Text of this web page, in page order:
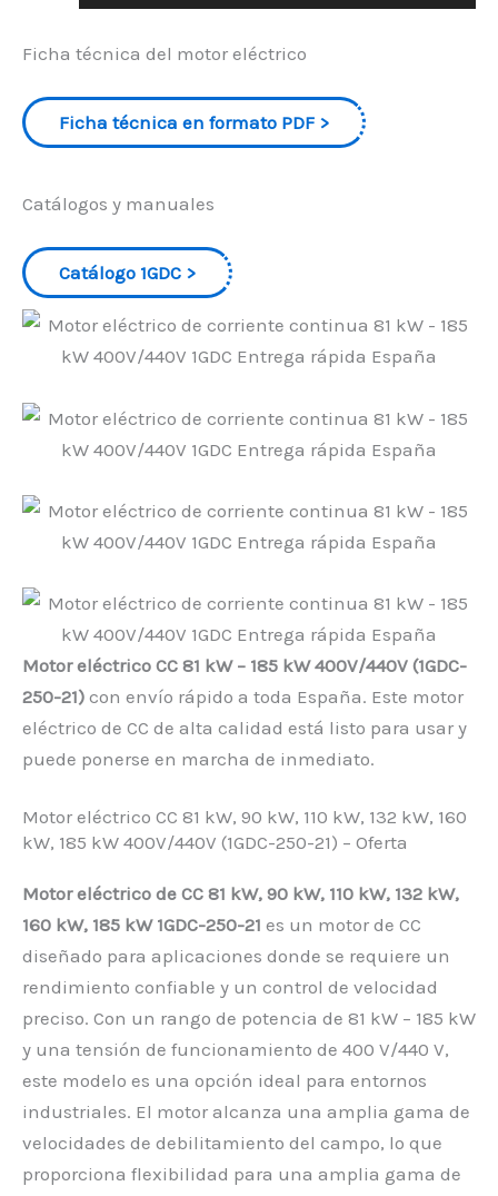
Ficha técnica del motor eléctrico
Ficha técnica en formato PDF
Catálogos y manuales
Catálogo 1GDC
Motor eléctrico CC 81 kW – 185 kW 400V/440V (1GDC-
250-21) con envío rápido a toda España. Este motor
eléctrico de CC de alta calidad está listo para usar y
puede ponerse en marcha de inmediato.
Motor eléctrico CC 81 kW, 90 kW, 110 kW, 132 kW, 160
kW, 185 kW 400V/440V (1GDC-250-21) – Oferta
Motor eléctrico de CC 81 kW, 90 kW, 110 kW, 132 kW,
160 kW, 185 kW 1GDC-250-21 es un motor de CC
diseñado para aplicaciones donde se requiere un
rendimiento confiable y un control de velocidad
preciso. Con un rango de potencia de 81 kW – 185 kW
y una tensión de funcionamiento de 400 V/440 V,
este modelo es una opción ideal para entornos
industriales. El motor alcanza una amplia gama de
velocidades de debilitamiento del campo, lo que
proporciona flexibilidad para una amplia gama de